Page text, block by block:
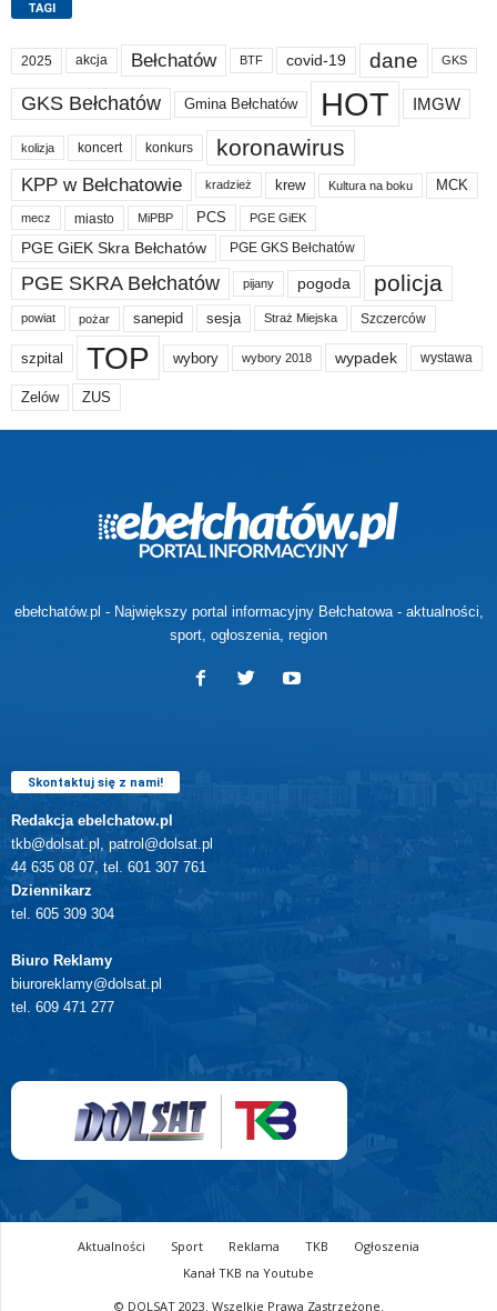
TAGI
2025 akcja Bełchatów BTF covid-19 dane GKS
GKS Bełchatów Gmina Bełchatów HOT IMGW
kolizja koncert konkurs koronawirus
KPP w Bełchatowie kradzież krew Kultura na boku MCK
mecz miasto MiPBP PCS PGE GiEK
PGE GiEK Skra Bełchatów PGE GKS Bełchatów
PGE SKRA Bełchatów pijany pogoda policja
powiat pożar sanepid sesja Straż Miejska Szczerców
szpital TOP wybory wybory 2018 wypadek wystawa
Zelów ZUS
ebełchatów.pl - Największy portal informacyjny Bełchatowa - aktualności,
sport, ogłoszenia, region
Skontaktuj się z nami!
Redakcja ebelchatow.pl
tkb@dolsat.pl, patrol@dolsat.pl
44 635 08 07, tel. 601 307 761
Dziennikarz
tel. 605 309 304
Biuro Reklamy
biuroreklamy@dolsat.pl
tel. 609 471 277
Aktualności Sport Reklama TKB
Ogłoszenia
Kanał TKB na Youtube
© DOLSAT 2023. Wszelkie Prawa Zastrzeżone.